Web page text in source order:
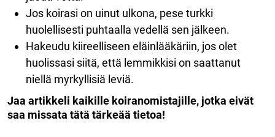
Jos koirasi on uinut ulkona, pese turkki
huolellisesti puhtaalla vedellä sen jälkeen.
Hakeudu kiireelliseen eläinlääkäriin, jos olet
huolissasi siitä, että lemmikkisi on saattanut
niellä myrkyllisiä leviä.
Jaa artikkeli kaikille koiranomistajille, jotka eivät
saa missata tätä tärkeää tietoa!